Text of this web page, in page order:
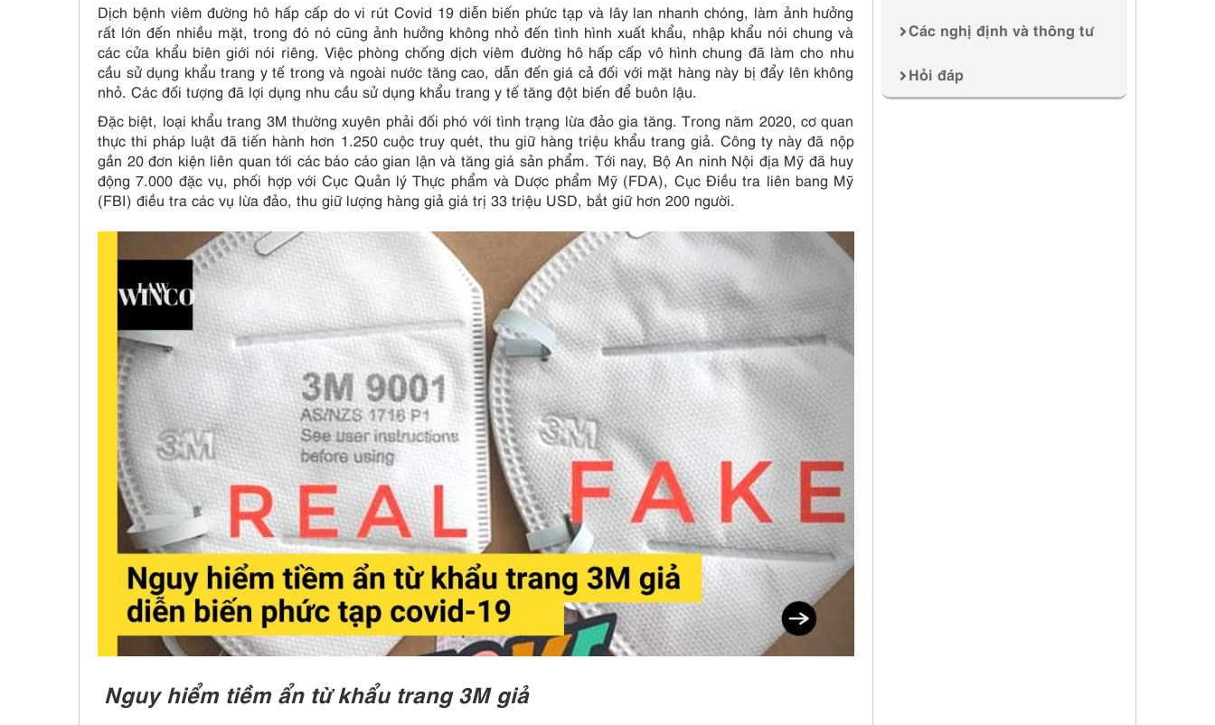
Dịch bệnh viêm đường hô hấp cấp do vi rút Covid 19 diễn biến phức tạp và lây lan nhanh chóng, làm ảnh hưởng
rất lớn đến nhiều mặt, trong đó nó cũng ảnh hưởng không nhỏ đến tình hình xuất khẩu, nhập khẩu nói chung và
các cửa khẩu biên giới nói riêng. Việc phòng chống dịch viêm đường hô hấp cấp vô hình chung đã làm cho nhu
cầu sử dụng khẩu trang y tế trong và ngoài nước tăng cao, dẫn đến giá cả đối với mặt hàng này bị đẩy lên không
nhỏ. Các đối tượng đã lợi dụng nhu cầu sử dụng khẩu trang y tế tăng đột biến để buôn lậu.
Đặc biệt, loại khẩu trang 3M thường xuyên phải đối phó với tình trạng lừa đảo gia tăng. Trong năm 2020, cơ quan
thực thi pháp luật đã tiến hành hơn 1.250 cuộc truy quét, thu giữ hàng triệu khẩu trang giả. Công ty này đã nộp
gần 20 đơn kiện liên quan tới các báo cáo gian lận và tăng giá sản phẩm. Tới nay, Bộ An ninh Nội địa Mỹ đã huy
động 7.000 đặc vụ, phối hợp với Cục Quản lý Thực phẩm và Dược phẩm Mỹ (FDA), Cục Điều tra liên bang Mỹ
(FBI) điều tra các vụ lừa đảo, thu giữ lượng hàng giả giá trị 33 triệu USD, bắt giữ hơn 200 người.
Nguy hiểm tiềm ẩn từ khẩu trang 3M giả
Các nghị định và thông tư
Hỏi đáp